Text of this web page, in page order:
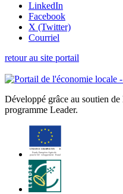
LinkedIn
Facebook
X (Twitter)
Courriel
retour au site portail
Développé grâce au soutien
programme Leader.